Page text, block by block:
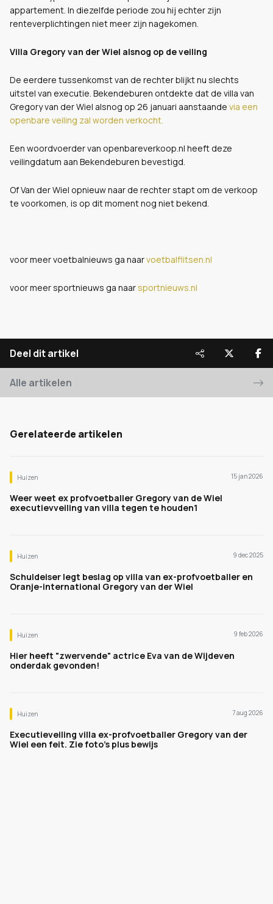
appartement. In diezelfde periode zou hij echter zijn
renteverplichtingen niet meer zijn nagekomen.
Villa Gregory van der Wiel alsnog op de veiling
De eerdere tussenkomst van de rechter blijkt nu slechts
uitstel van executie. Bekendeburen ontdekte dat de villa van
Gregory van der Wiel alsnog op 26 januari aanstaande via een
openbare veiling zal worden verkocht.
Een woordvoerder van openbareverkoop.nl heeft deze
veilingdatum aan Bekendeburen bevestigd.
Of Van der Wiel opnieuw naar de rechter stapt om de verkoop
te voorkomen, is op dit moment nog niet bekend.
voor meer voetbalnieuws ga naarvoetbalflitsen.nl
voor meer sportnieuws ga naarsportnieuws.nl
Deel dit artikel
Alle artikelen
Gerelateerde artikelen
Huizen 15 jan 2026
Weer weet ex profvoetballer Gregory van de Wiel
executievveiling van villa tegen te houden1
Huizen 9 dec 2025
Schuldeiser legt beslag op villa van ex-profvoetballer en
Oranje-international Gregory van der Wiel
Huizen 9 feb 2026
Hier heeft "zwervende" actrice Eva van de Wijdeven
onderdak gevonden!
Huizen 7 aug 2026
Executieveiling villa ex-profvoetballer Gregory van der
Wiel een feit. Zie foto's plus bewijs